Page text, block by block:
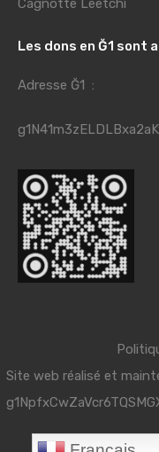
Les dons en Ğ1 sont
Adresse Ğ1 :
Site web réalisé et